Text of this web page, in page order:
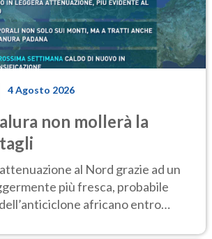
4 Agosto 2026
non mollerà la
al Nord grazie ad un
più fresca, probabile
africano entro